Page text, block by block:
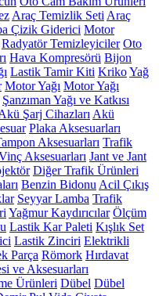
Araç Temizlik Seti Araç
Çizik Giderici Motor
Radyatör Temizleyiciler Oto
Hava Kompresörü Bijon
Lastik Tamir Kiti KrikoYağ
Motor Yağı Motor Yağı
Şanzıman Yağı ve Katkısı
Şarj Cihazları Akü
Plaka Aksesuarları
Aksesuarları Trafik
Aksesuarları Jant ve Jant
Diğer Trafik Ürünleri
Benzin Bidonu Acil Çıkış
Seyyar Lamba Trafik
Yağmur Kaydırıcılar Ölçüm
Lastik Kar Paleti Kışlık Set
Lastik Zinciri Elektrikli
Parça Römork Hırdavat
ve Aksesuarları
Ürünleri Dübel Dübel